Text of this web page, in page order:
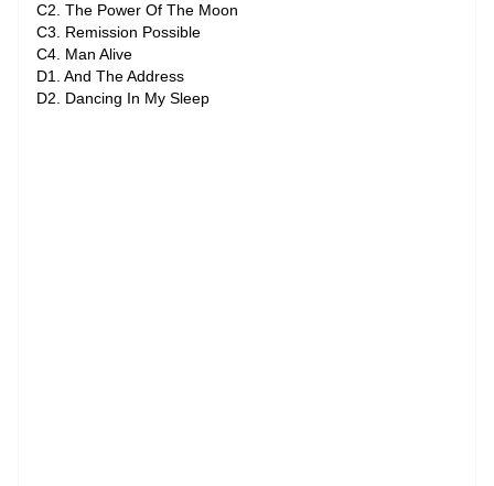
C2. The Power Of The Moon
C3. Remission Possible
C4. Man Alive
D1. And The Address
D2. Dancing In My Sleep